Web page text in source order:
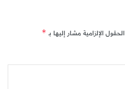
الحقول الإلزامية مشار إليها بـ *